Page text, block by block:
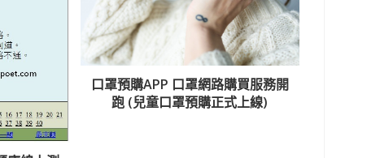
口罩預購APP 口罩網路購買服務開
跑 (兒童口罩預購正式上線)